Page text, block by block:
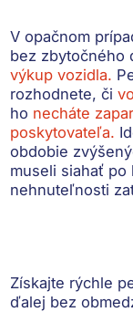
V opačnom
bez zbytočného
výkup vozidla.
rozhodnete, či
ho necháte
poskytovateľa.
obdobie
museli siahať po
nehnuteľnosti
Získajte rýchle
ďalej bez